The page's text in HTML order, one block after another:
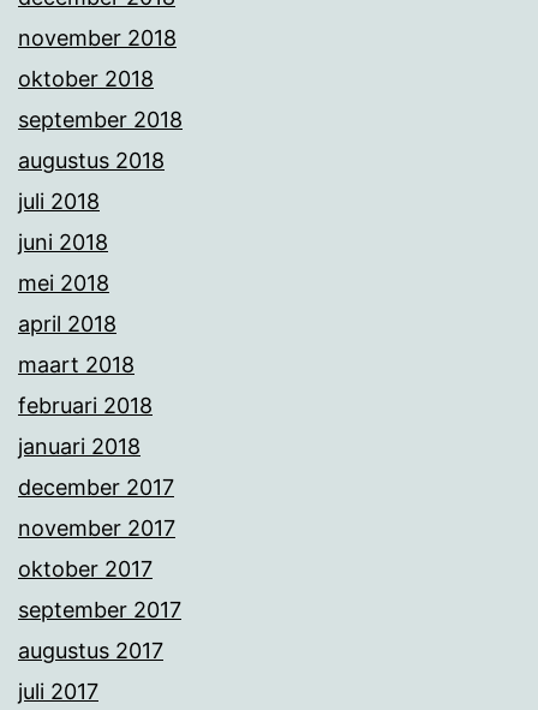
november 2018
oktober 2018
september 2018
augustus 2018
juli 2018
juni 2018
mei 2018
april 2018
maart 2018
februari 2018
januari 2018
december 2017
november 2017
oktober 2017
september 2017
augustus 2017
juli 2017